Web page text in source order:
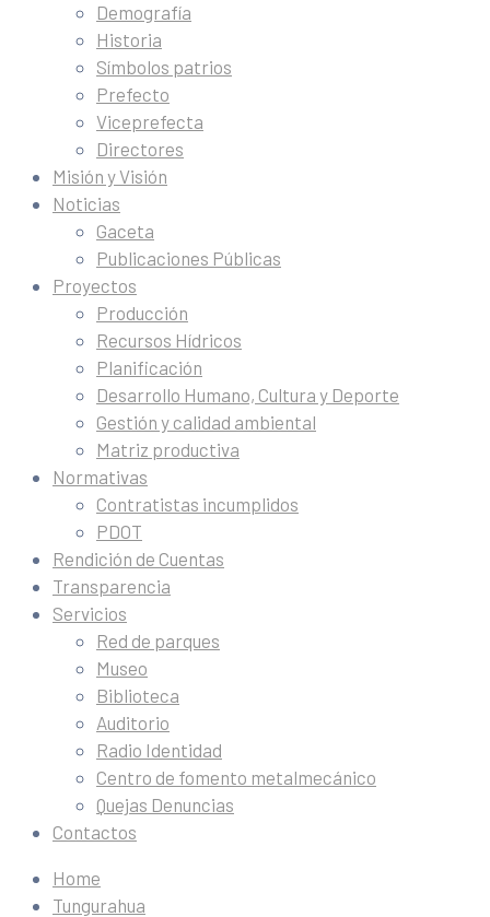
Demografía
Historia
Símbolos patrios
Prefecto
Viceprefecta
Directores
Misión y Visión
Noticias
Gaceta
Publicaciones Públicas
Proyectos
Producción
Recursos Hídricos
Planificación
Desarrollo Humano, Cultura y Deporte
Gestión y calidad ambiental
Matriz productiva
Normativas
Contratistas incumplidos
PDOT
Rendición de Cuentas
Transparencia
Servicios
Red de parques
Museo
Biblioteca
Auditorio
Radio Identidad
Centro de fomento metalmecánico
Quejas Denuncias
Contactos
Home
Tungurahua